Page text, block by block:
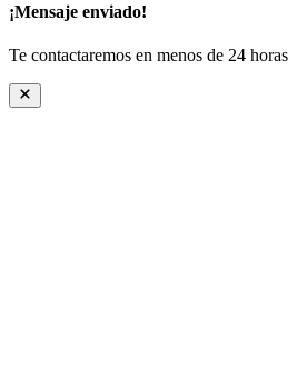
¡Mensaje enviado!
Te contactaremos en menos de 24 horas